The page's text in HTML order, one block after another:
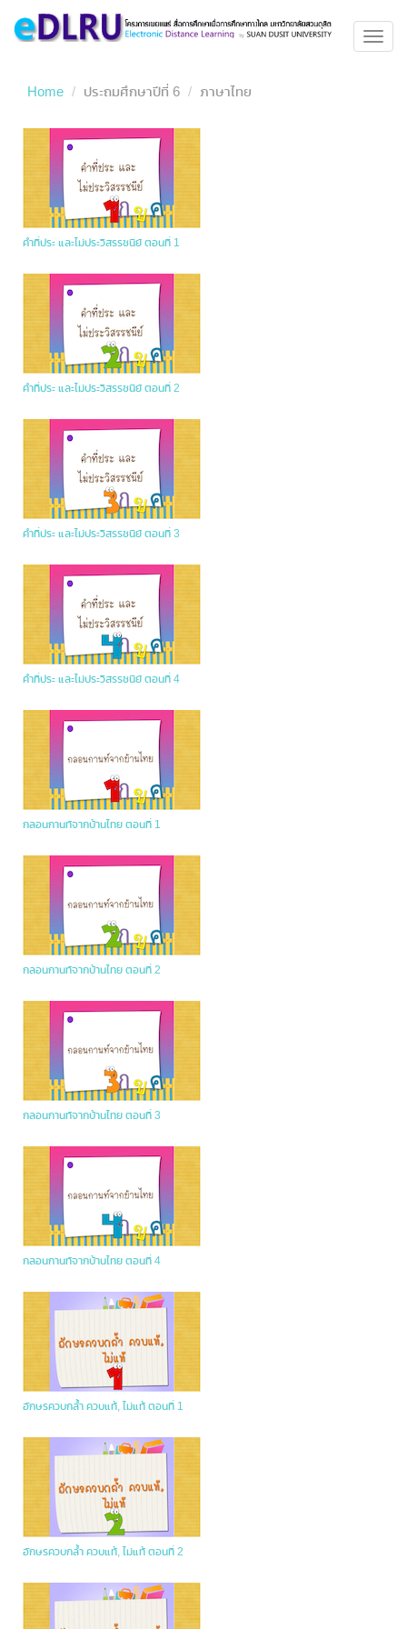
Home ประถมศึกษาปีที่ 6 ภาษาไทย
คำที่ประ และไม่ประวิสรรชนีย์ ตอนที่ 1
คำที่ประ และไม่ประวิสรรชนีย์ ตอนที่ 2
คำที่ประ และไม่ประวิสรรชนีย์ ตอนที่ 3
คำที่ประ และไม่ประวิสรรชนีย์ ตอนที่ 4
กลอนกานท์จากบ้านไทย ตอนที่ 1
กลอนกานท์จากบ้านไทย ตอนที่ 2
กลอนกานท์จากบ้านไทย ตอนที่ 3
กลอนกานท์จากบ้านไทย ตอนที่ 4
อักษรควบกล้ำ ควบแท้, ไม่แท้ ตอนที่ 1
อักษรควบกล้ำ ควบแท้, ไม่แท้ ตอนที่ 2